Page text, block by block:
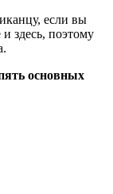
если вы
здесь, поэтому
основных